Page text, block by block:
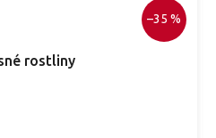
–35 %
rostliny